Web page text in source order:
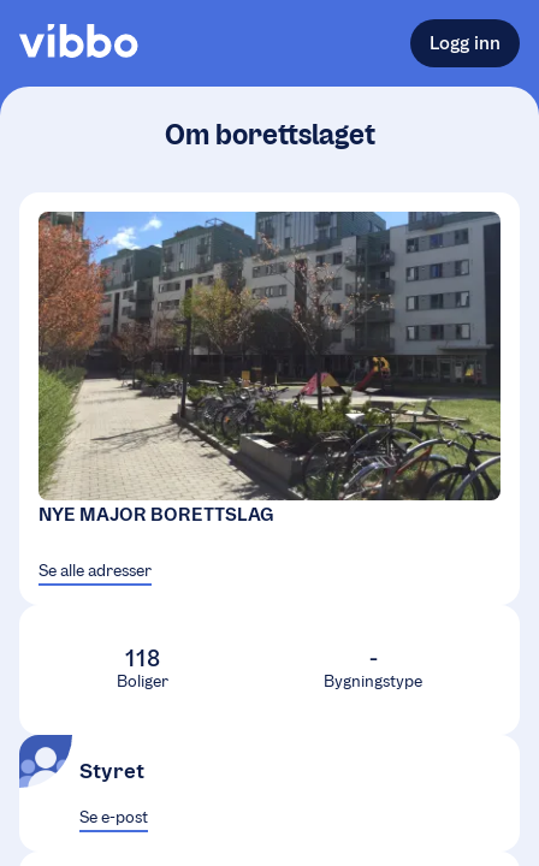
Logg inn
Om borettslaget
NYE MAJOR BORETTSLAG
Se alle adresser
118
Boliger
-
Bygningstype
Styret
Se e-post